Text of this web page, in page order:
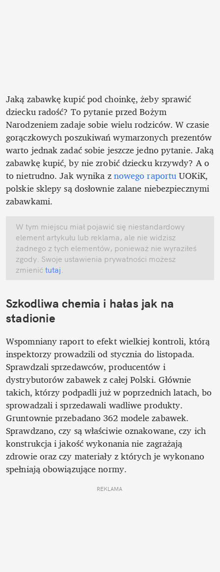
Jaką zabawkę kupić pod choinkę, żeby sprawić
dziecku radość? To pytanie przed Bożym
Narodzeniem zadaje sobie wielu rodziców. W czasie
gorączkowych poszukiwań wymarzonych prezentów
warto jednak zadać sobie jeszcze jedno pytanie. Jaką
zabawkę kupić, by nie zrobić dziecku krzywdy? A o
to nietrudno. Jak wynika z nowego raportu UOKiK,
polskie sklepy są dosłownie zalane niebezpiecznymi
zabawkami.
W tym miejscu miał pojawić się niestandardowy
element artykułu lub reklama, ale nie widzisz
żadnego z tych elementów, ponieważ nie wyraziłeś
zgody. Swoje ustawienia prywatności możesz
zmienić tutaj
Szkodliwa chemia i hałas jak na
stadionie
Wspomniany raport to efekt wielkiej kontroli, którą
inspektorzy prowadzili od stycznia do listopada.
Sprawdzali sprzedawców, producentów i
dystrybutorów zabawek z całej Polski. Głównie
takich, którzy podpadli już w poprzednich latach, bo
sprowadzali i sprzedawali wadliwe produkty.
Gruntownie przebadano 362 modele zabawek.
Sprawdzano, czy są właściwie oznakowane, czy ich
konstrukcja i jakość wykonania nie zagrażają
zdrowie oraz czy materiały z których je wykonano
spełniają obowiązujące normy.
REKLAMA